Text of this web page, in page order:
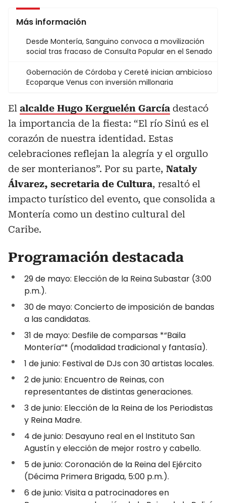
Más información
Desde Montería, Sanguino convoca a movilización
social tras fracaso de Consulta Popular en el Senado
Gobernación de Córdoba y Cereté inician ambicioso
Ecoparque Venus con inversión millonaria
El alcalde Hugo Kerguelén García destacó
la importancia de la fiesta: “El río Sinú es el
corazón de nuestra identidad. Estas
celebraciones reflejan la alegría y el orgullo
de ser monterianos”. Por su parte, Nataly
Álvarez, secretaria de Cultura, resaltó el
impacto turístico del evento, que consolida a
Montería como un destino cultural del
Caribe.
Programación destacada
29 de mayo: Elección de la Reina Subastar (3:00
p.m.).
30 de mayo: Concierto de imposición de bandas
a las candidatas.
31 de mayo: Desfile de comparsas *“Baila
Montería”* (modalidad tradicional y fantasía).
1 de junio: Festival de DJs con 30 artistas locales.
2 de junio: Encuentro de Reinas, con
representantes de distintas generaciones.
3 de junio: Elección de la Reina de los Periodistas
y Reina Madre.
4 de junio: Desayuno real en el Instituto San
Agustín y elección de mejor rostro y cabello.
5 de junio: Coronación de la Reina del Ejército
(Décima Primera Brigada, 5:00 p.m.).
6 de junio: Visita a patrocinadores en